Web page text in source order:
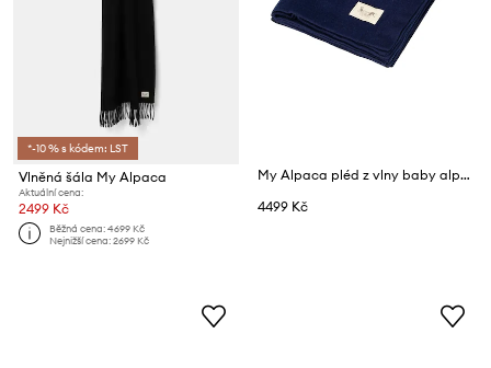
*-10 % s kódem: LST
Vlněná šála My Alpaca
Aktuální cena:
2499 Kč
Běžná cena:4699 Kč
Nejnižší cena:2699 Kč
My Alpaca pléd z vlny baby alpaka
4499 Kč